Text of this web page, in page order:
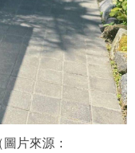
片來源：